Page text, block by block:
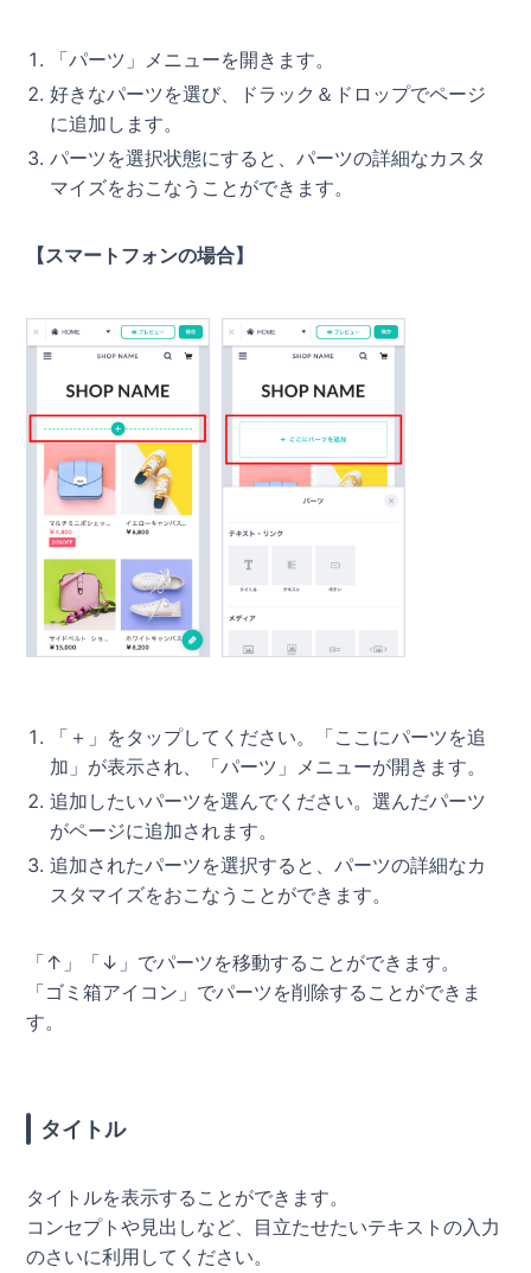
「パーツ」メニューを開きます。
好きなパーツを選び、ドラック＆ドロップでページ
に追加します。
パーツを選択状態にすると、パーツの詳細なカスタ
マイズをおこなうことができます。
【スマートフォンの場合】
「＋」をタップしてください。「ここにパーツを追
加」が表示され、「パーツ」メニューが開きます。
追加したいパーツを選んでください。選んだパーツ
がページに追加されます。
追加されたパーツを選択すると、パーツの詳細なカ
スタマイズをおこなうことができます。
「↑」「↓」でパーツを移動することができます。
「ゴミ箱アイコン」でパーツを削除することができま
す。
タイトル
タイトルを表示することができます。
コンセプトや見出しなど、目立たせたいテキストの入力
のさいに利用してください。